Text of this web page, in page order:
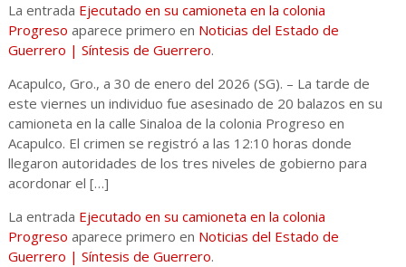
La entrada Ejecutado en su camioneta en la colonia
Progreso aparece primero en Noticias del Estado de
Guerrero | Síntesis de Guerrero.
Acapulco, Gro., a 30 de enero del 2026 (SG). – La tarde de
este viernes un individuo fue asesinado de 20 balazos en su
camioneta en la calle Sinaloa de la colonia Progreso en
Acapulco. El crimen se registró a las 12:10 horas donde
llegaron autoridades de los tres niveles de gobierno para
acordonar el […]
La entrada Ejecutado en su camioneta en la colonia
Progreso aparece primero en Noticias del Estado de
Guerrero | Síntesis de Guerrero.